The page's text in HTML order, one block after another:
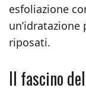
esfoliazione
riposati.
Il fascino